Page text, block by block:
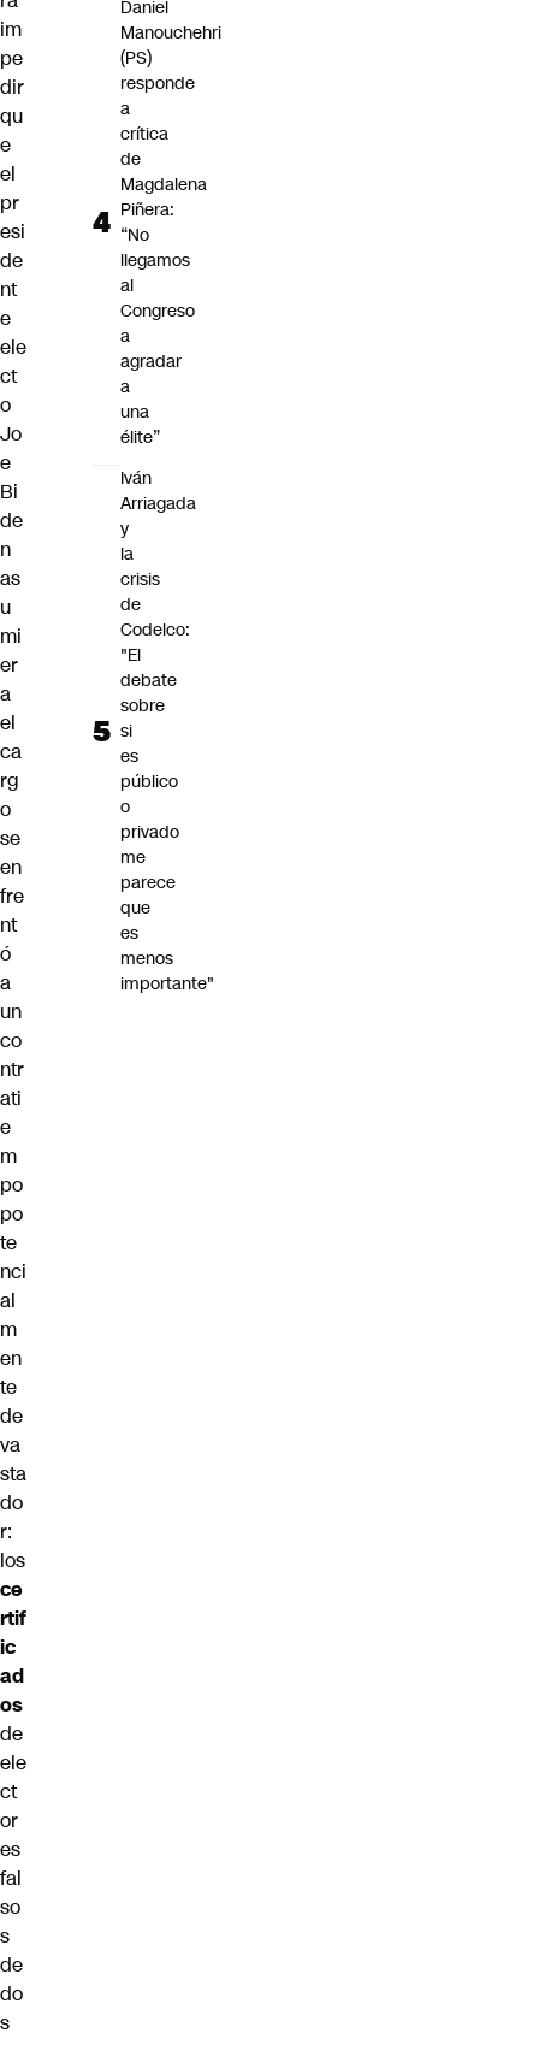
im
pe
dir
qu
e
el
pr
esi
de
nt
e
ele
ct
o
Jo
e
Bi
de
n
as
u
mi
er
a
el
ca
rg
o
se
en
fre
nt
ó
a
un
co
ntr
ati
e
m
po
po
te
nci
al
m
en
te
de
va
sta
do
r:
los
ce
rtif
ic
ad
os
de
ele
ct
or
es
fal
so
s
de
do
s
Daniel
Manouchehri
(PS)
responde
a
crítica
de
Magdalena
Piñera:
“No
llegamos
al
Congreso
a
agradar
a
una
élite”
Iván
Arriagada
y
la
crisis
de
Codelco:
"El
debate
sobre
si
es
público
o
privado
me
parece
que
es
menos
importante"